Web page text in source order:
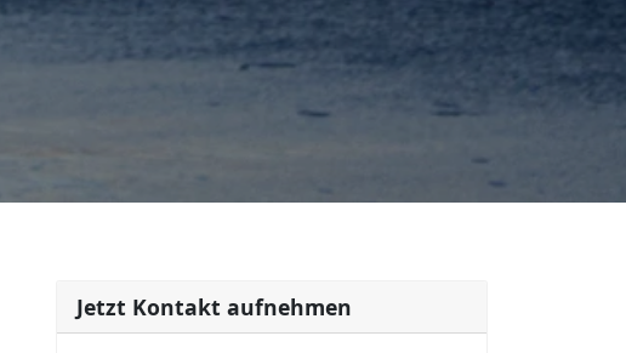
Jetzt Kontakt aufnehmen